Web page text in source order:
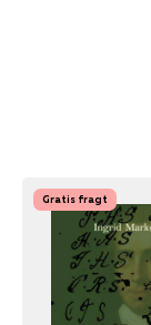
Gratis fragt